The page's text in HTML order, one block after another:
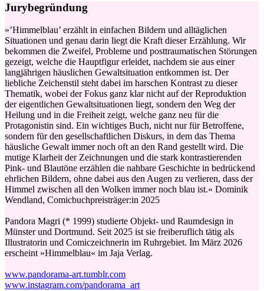
Jurybegründung
»’Himmelblau’ erzählt in einfachen Bildern und alltäglichen
Situationen und genau darin liegt die Kraft dieser Erzählung. Wir
bekommen die Zweifel, Probleme und posttraumatischen Störungen
gezeigt, welche die Hauptfigur erleidet, nachdem sie aus einer
langjährigen häuslichen Gewaltsituation entkommen ist. Der
liebliche Zeichenstil steht dabei im harschen Kontrast zu dieser
Thematik, wobei der Fokus ganz klar nicht auf der Reproduktion
der eigentlichen Gewaltsituationen liegt, sondern den Weg der
Heilung und in die Freiheit zeigt, welche ganz neu für die
Protagonistin sind. Ein wichtiges Buch, nicht nur für Betroffene,
sondern für den gesellschaftlichen Diskurs, in dem das Thema
häusliche Gewalt immer noch oft an den Rand gestellt wird. Die
mutige Klarheit der Zeichnungen und die stark kontrastierenden
Pink- und Blautöne erzählen die nahbare Geschichte in bedrückend
ehrlichen Bildern, ohne dabei aus den Augen zu verlieren, dass der
Himmel zwischen all den Wolken immer noch blau ist.« Dominik
Wendland, Comicbuchpreisträger:in 2025
Pandora Magri (* 1999) studierte Objekt- und Raumdesign in
Münster und Dortmund. Seit 2025 ist sie freiberuflich tätig als
Illustratorin und Comiczeichnerin im Ruhrgebiet. Im März 2026
erscheint »Himmelblau« im Jaja Verlag.
www.pandorama-art.tumblr.com
www.instagram.com/pandorama_art